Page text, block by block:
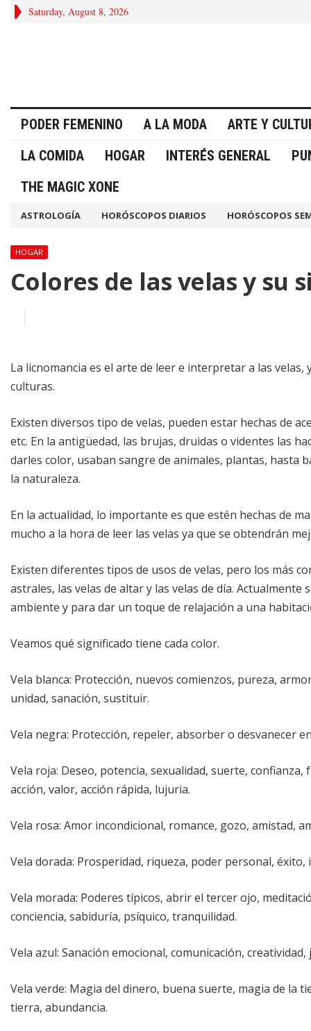
Saturday, August 8, 2026
PODER FEMENINO A LA MODA
ARTE Y
LA COMIDA
HOGAR INTERÉS GENERAL
THE MAGIC XONE
ASTROLOGÍA HORÓSCOPOS DIARIOS HORÓSCOPOS
HOGAR
Colores de las velas y su
La licnomancia es el arte de leer e interpretar a las
culturas.
Existen diversos tipo de velas, pueden estar hechas de
etc. En la antigüedad, las brujas, druidas o videntes las
darles color, usaban sangre de animales, plantas, hasta
la naturaleza.
En la actualidad, lo importante es que estén hechas de
mucho a la hora de leer las velas ya que se obtendrán
Existen diferentes tipos de usos de velas, pero los más
astrales, las velas de altar y las velas de día.
ambiente y para dar un toque de relajación a una
Veamos qué significado tiene cada color.
Vela blanca: Protección, nuevos comienzos, pureza,
unidad, sanación, sustituir.
Vela negra: Protección, repeler, absorber o desvanecer
Vela roja: Deseo, potencia, sexualidad, suerte,
acción, valor, acción rápida, lujuria.
Vela rosa: Amor incondicional, romance, gozo, amistad,
Vela dorada: Prosperidad, riqueza, poder personal,
Vela morada: Poderes típicos, abrir el tercer ojo,
conciencia, sabiduría, psíquico, tranquilidad.
Vela azul: Sanación emocional, comunicación,
Vela verde: Magia del dinero, buena suerte, magia de la
tierra, abundancia.